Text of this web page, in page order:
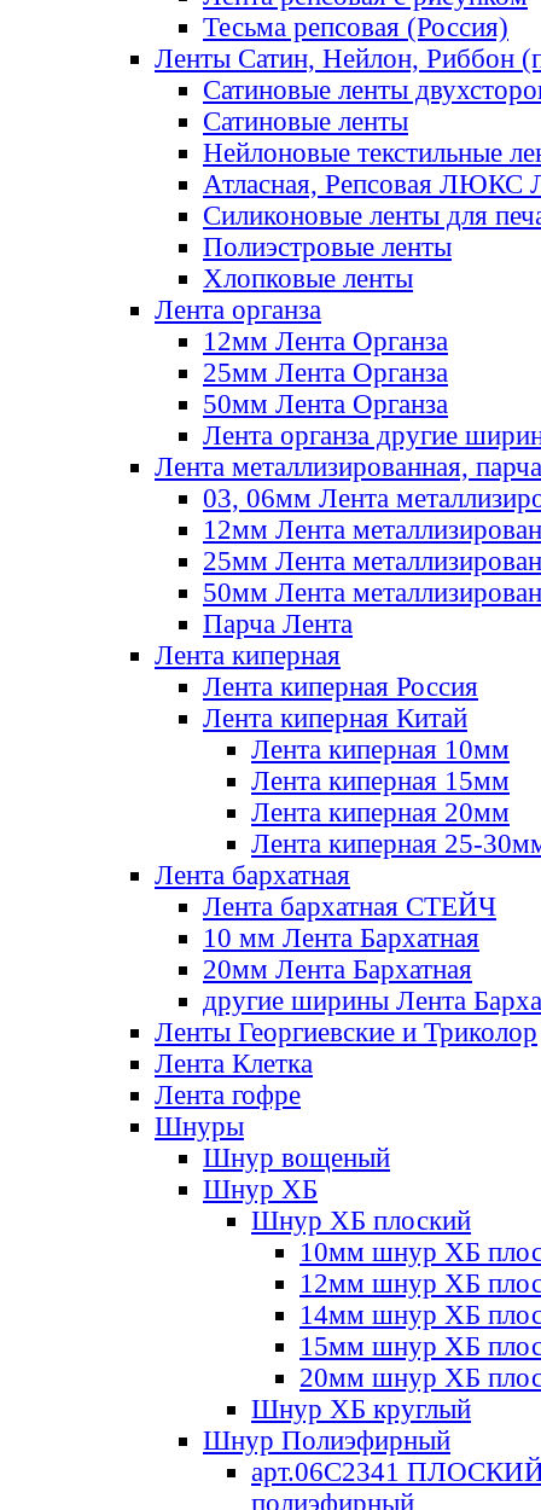
Тесьма репсовая (Россия)
Ленты Сатин, Нейлон, Риббон
Сатиновые ленты
Сатиновые ленты
Нейлоновые текстильные
Атласная, Репсовая ЛЮКС
Силиконовые ленты для
Полиэстровые ленты
Хлопковые ленты
Лента органза
12мм Лента Органза
25мм Лента Органза
50мм Лента Органза
Лента органза другие
Лента металлизированная, парча
03, 06мм Лента
12мм Лента
25мм Лента
50мм Лента
Парча Лента
Лента киперная
Лента киперная Россия
Лента киперная Китай
Лента киперная 10мм
Лента киперная 15мм
Лента киперная 20мм
Лента киперная 25-
Лента бархатная
Лента бархатная СТЕЙЧ
10 мм Лента Бархатная
20мм Лента Бархатная
другие ширины Лента
Ленты Георгиевские и Триколор
Лента Клетка
Лента гофре
Шнуры
Шнур вощеный
Шнур ХБ
Шнур ХБ плоский
10мм шнур ХБ
12мм шнур ХБ
14мм шнур ХБ
15мм шнур ХБ
20мм шнур ХБ
Шнур ХБ круглый
Шнур Полиэфирный
арт.06С2341
полиэфирный